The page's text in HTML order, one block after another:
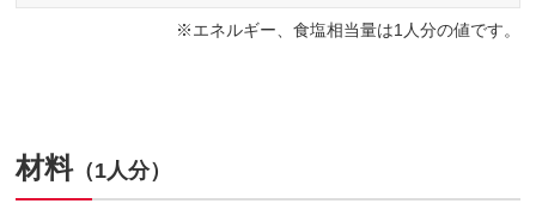
エネルギー、食塩相当量は1人分の値です。
材料（1人分）